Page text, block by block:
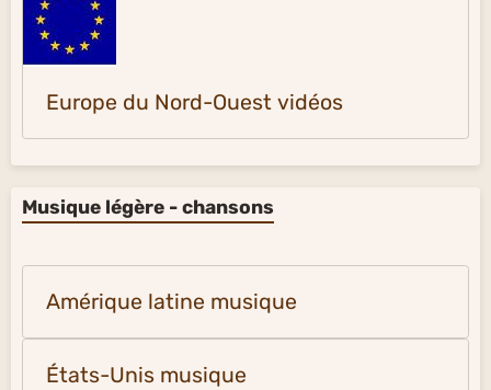
Europe du Nord-Ouest vidéos
Musique légère - chansons
Amérique latine musique
États-Unis musique